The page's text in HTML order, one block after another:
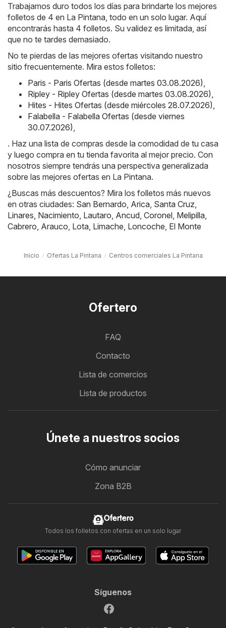
Trabajamos duro todos los días para brindarte los mejores
folletos de 4 en La Pintana, todo en un solo lugar. Aquí
encontrarás hasta 4 folletos. Su validez es limitada, así
que no te tardes demasiado.
No te pierdas de las mejores ofertas visitando nuestro
sitio frecuentemente. Mira estos folletos:
Paris - Paris Ofertas (desde martes 03.08.2026)
Ripley - Ripley Ofertas (desde martes 03.08.2026)
Hites - Hites Ofertas (desde miércoles 28.07.2026)
Falabella - Falabella Ofertas (desde viernes
30.07.2026)
. Haz una lista de compras desde la comodidad de tu casa
y luego compra en tu tienda favorita al mejor precio. Con
nosotros siempre tendrás una perspectiva generalizada
sobre las mejores ofertas en La Pintana.
¿Buscas más descuentos? Mira los folletos más nuevos
en otras ciudades: San Bernardo Arica Santa Cruz
Linares Nacimiento Lautaro Ancud Coronel Melipilla
Cabrero Arauco Lota Limache Loncoche El Monte
Inicio Ofertas La Pintana Centros comerciales La Pintana
Ofertero
FAQ
Contacto
Lista de comercios
Lista de productos
Únete a nuestros socios
Cómo anunciar
Zona B2B
Ofertero
Todos los folletos con ofertas en un solo lugar
Síguenos